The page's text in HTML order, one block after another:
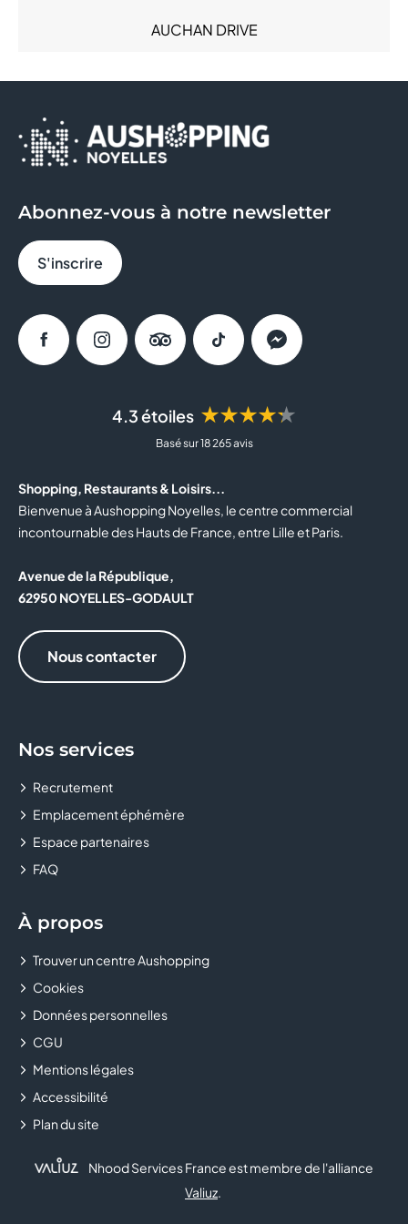
AUCHAN DRIVE
BLEU
BONOBO
BOTTINA
BOUTIQUE OFFICIELLE DU RC LENS
BOUYGUES TELECOM
BRIOCHE DORÉE
BURGER KING
CHEZ MARCEL
CHOPSTICKS & CO
CLAIRE'S
Santé (6)
Sous-vêtements (8)
Sweat Eats (1)
4.3 étoiles ★★★★★
Basé sur 18 265 avis
Shopping, Restaurants & Loisirs...
Bienvenue à Aushopping Noyelles, le centre commercial
incontournable des Hauts de France, entre Lille et Paris.
Avenue de la République,
62950 NOYELLES-GODAULT
Nous contacter
Nos services
Recrutement
Emplacement éphémère
Espace partenaires
FAQ
À propos
Trouver un centre Aushopping
Cookies
Données personnelles
CGU
Mentions légales
Accessibilité
Plan du site
Abonnez-vous à notre newsletter
S'inscrire
FacebookInstagramTripadvisorTiktok Messenger
Nhood Services France est membre de l'alliance
Valiuz.